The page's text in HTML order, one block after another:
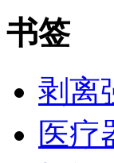
书签
剥离
医疗